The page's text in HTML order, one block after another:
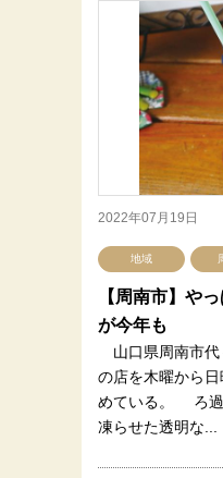
2022年07月19日
地域
【周南市】や
が今年も
山口県周南市代
の店を木曜から
めている。 ろ過
凍らせた透明な...